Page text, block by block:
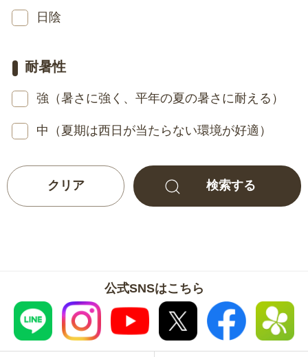
日陰
耐暑性
強（暑さに強く、平年の夏の暑さに耐える）
中（夏期は西日が当たらない環境が好適）
公式SNSはこちら